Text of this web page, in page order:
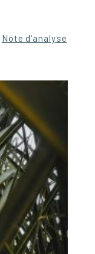
Note d'analyse